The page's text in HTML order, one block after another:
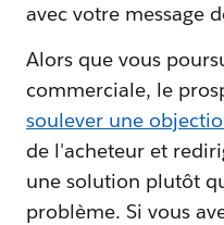
avec votre message
Alors que vous
commerciale, le
soulever une
de l'acheteur et
une solution plutôt
problème. Si vous